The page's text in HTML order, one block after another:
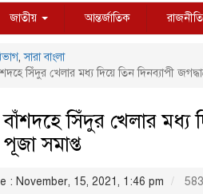
জাতীয় আন্তর্জাতিক রাজনীতি
,সারা বাংলা
সিঁদুর খেলার মধ্য দিয়ে তিন দিনব্যাপী
সিঁদুর খেলার মধ্য
পূজা সমাপ্ত
: November, 15, 2021, 1:46 pm